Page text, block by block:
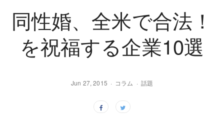
同性婚、全米で合法！
を祝福する企業10選
Jun 27, 2015 コラム 話題